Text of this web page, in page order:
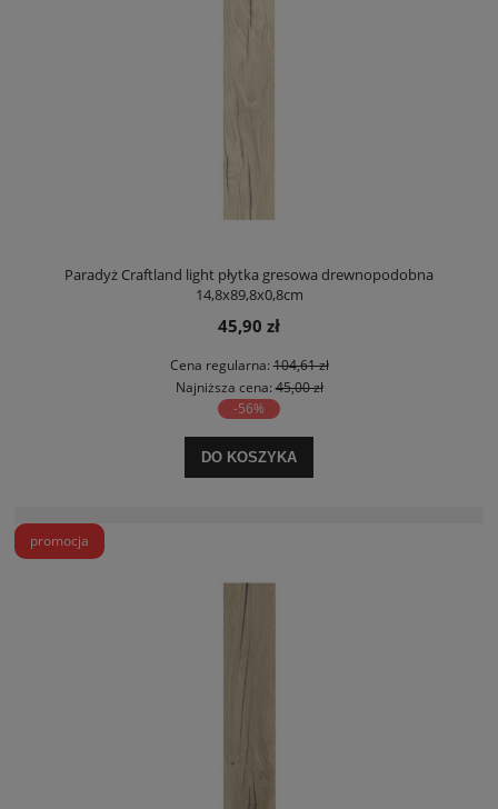
Paradyż Craftland light płytka gresowa drewnopodobna
14,8x89,8x0,8cm
45,90 zł
Cena regularna:104,61 zł
Najniższa cena:45,00 zł
-56%
DO KOSZYKA
promocja